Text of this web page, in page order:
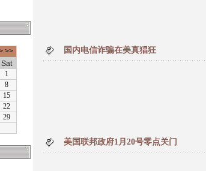
国内电信诈骗在美真猖狂
美国联邦政府1月20号零点关门